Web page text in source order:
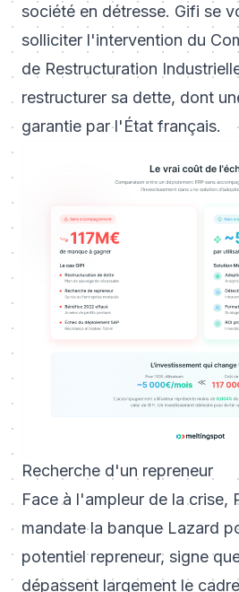
société en détresse. Gifi se
solliciter l'intervention du
de Restructuration
restructurer sa dette, dont
garantie par l'État français.
Recherche d'un repreneur
Face à l'ampleur de la crise,
mandate la banque Lazard
potentiel repreneur, signe
dépassent largement le